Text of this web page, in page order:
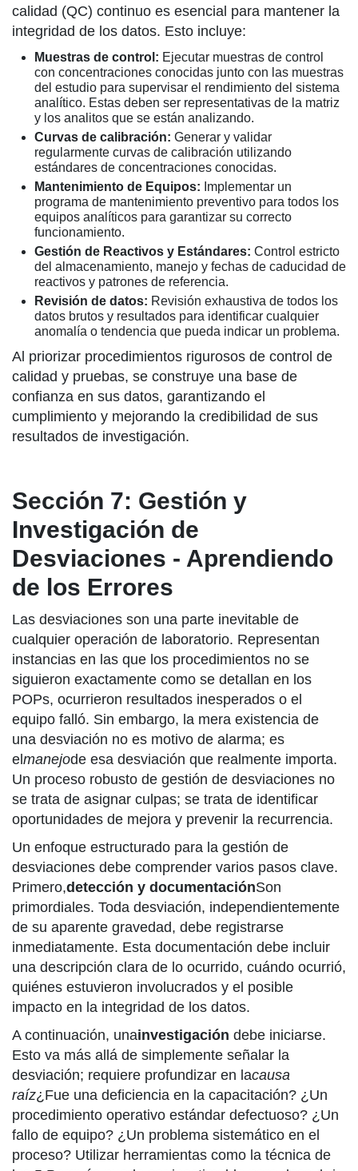
calidad (QC) continuo es esencial para mantener la
integridad de los datos. Esto incluye:
Muestras de control: Ejecutar muestras de control
con concentraciones conocidas junto con las muestras
del estudio para supervisar el rendimiento del sistema
analítico. Estas deben ser representativas de la matriz
y los analitos que se están analizando.
Curvas de calibración: Generar y validar
regularmente curvas de calibración utilizando
estándares de concentraciones conocidas.
Mantenimiento de Equipos: Implementar un
programa de mantenimiento preventivo para todos los
equipos analíticos para garantizar su correcto
funcionamiento.
Gestión de Reactivos y Estándares: Control estricto
del almacenamiento, manejo y fechas de caducidad de
reactivos y patrones de referencia.
Revisión de datos: Revisión exhaustiva de todos los
datos brutos y resultados para identificar cualquier
anomalía o tendencia que pueda indicar un problema.
Al priorizar procedimientos rigurosos de control de
calidad y pruebas, se construye una base de
confianza en sus datos, garantizando el
cumplimiento y mejorando la credibilidad de sus
resultados de investigación.
Sección 7: Gestión y
Investigación de
Desviaciones - Aprendiendo
de los Errores
Las desviaciones son una parte inevitable de
cualquier operación de laboratorio. Representan
instancias en las que los procedimientos no se
siguieron exactamente como se detallan en los
POPs, ocurrieron resultados inesperados o el
equipo falló. Sin embargo, la mera existencia de
una desviación no es motivo de alarma; es
el manejode esa desviación que realmente importa.
Un proceso robusto de gestión de desviaciones no
se trata de asignar culpas; se trata de identificar
oportunidades de mejora y prevenir la recurrencia.
Un enfoque estructurado para la gestión de
desviaciones debe comprender varios pasos clave.
Primero,detección y documentaciónSon
primordiales. Toda desviación, independientemente
de su aparente gravedad, debe registrarse
inmediatamente. Esta documentación debe incluir
una descripción clara de lo ocurrido, cuándo ocurrió,
quiénes estuvieron involucrados y el posible
impacto en la integridad de los datos.
A continuación, unainvestigación debe iniciarse.
Esto va más allá de simplemente señalar la
desviación; requiere profundizar en lacausa
raíz¿Fue una deficiencia en la capacitación? ¿Un
procedimiento operativo estándar defectuoso? ¿Un
fallo de equipo? ¿Un problema sistemático en el
proceso? Utilizar herramientas como la técnica de